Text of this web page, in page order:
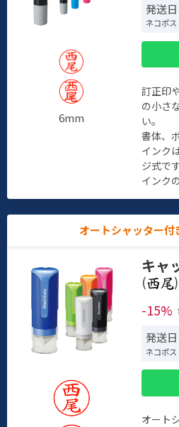
6mm
発送
ネコポス
訂正印
の小さ
い。
書体、
インク
ジ式で
インク
オートシャッター付
キャ
(
)
-15%
発送
ネコポス
オート